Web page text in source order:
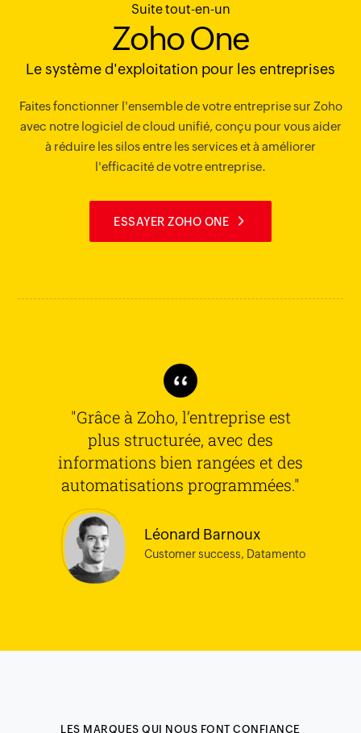
Suite tout-en-un
Zoho One
Le système d'exploitation pour les entreprises
Faites fonctionner l'ensemble de votre entreprise sur Zoho
avec notre logiciel de cloud unifié, conçu pour vous aider
à réduire les silos entre les services et à améliorer
l'efficacité de votre entreprise.
ESSAYER ZOHO ONE
"Grâce à Zoho, l’entreprise est
plus structurée, avec des
informations bien rangées et des
automatisations programmées."
Léonard Barnoux
Customer success, Datamento
LES MARQUES QUI NOUS FONT CONFIANCE